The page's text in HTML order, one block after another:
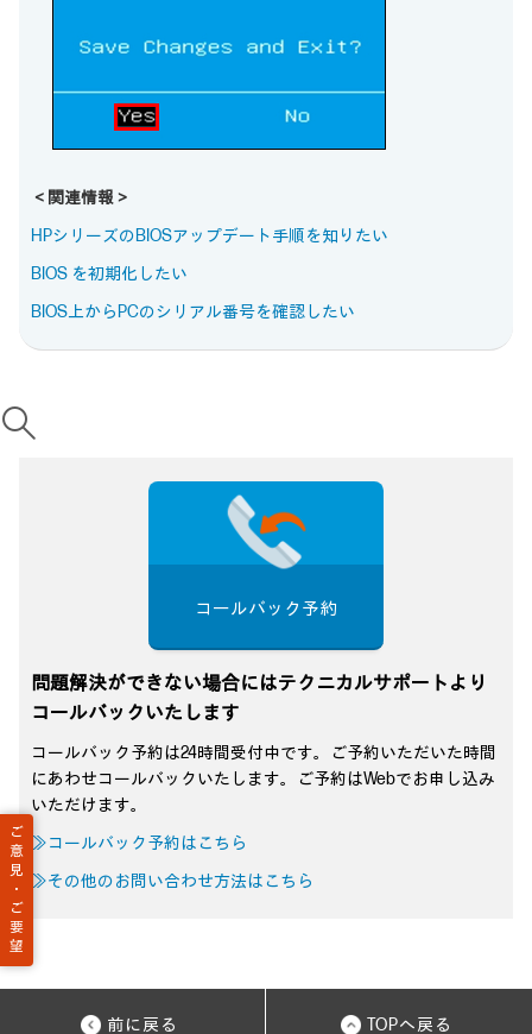
＜関連情報＞
HPシリーズのBIOSアップデート手順を知りたい
BIOS を初期化したい
BIOS上からPCのシリアル番号を確認したい
前に戻る TOPへ戻る
ご
意
見
・
ご
要
望
コールバック予約
問題解決ができない場合にはテクニカルサポートより
コールバックいたします
コールバック予約は24時間受付中です。ご予約いただいた時間
にあわせコールバックいたします。ご予約はWebでお申し込み
いただけます。
≫コールバック予約はこちら
≫その他のお問い合わせ方法はこちら